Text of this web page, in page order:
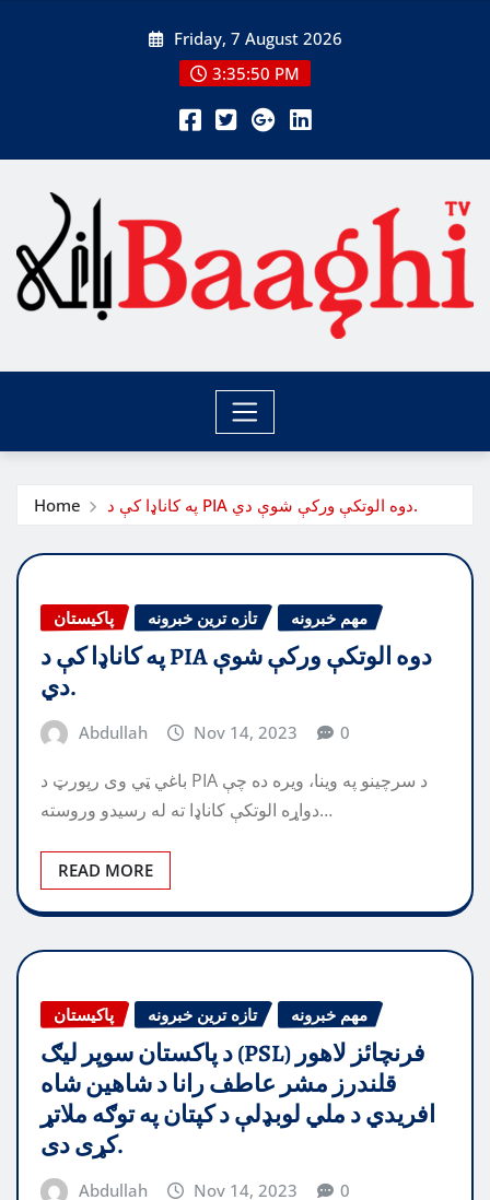
Friday, 7 August 2026
3:35:51 PM
Home په کاناډا کې د PIA دوه الوتکې ورکې شوې دي.
پاکیستان تازه ترین خبرونه مهم خبرونه
په کاناډا کې د PIA دوه الوتکې ورکې شوې
دي.
Abdullah Nov 14, 2023 0
باغي ټي وی رپورټ د PIA د سرچینو په وینا، ویره ده چې
دواړه الوتکې کاناډا ته له رسیدو وروسته…
READ MORE
پاکیستان تازه ترین خبرونه مهم خبرونه
د پاکستان سوپر لیګ (PSL) فرنچائز لاهور
قلندرز مشر عاطف رانا د شاهین شاه
افریدي د ملي لوبډلې د کپتان په توګه ملاتړ
کړی دی.
Abdullah Nov 14, 2023 0